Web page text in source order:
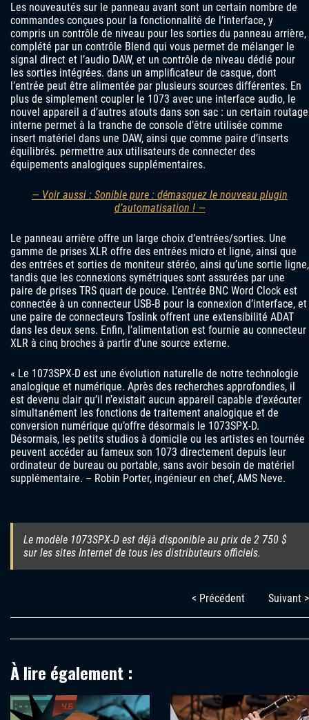
Les nouveautés sur le panneau avant sont un certain nombre de
commandes conçues pour la fonctionnalité de l’interface, y
compris un contrôle de niveau pour les sorties du panneau arrière,
complété par un contrôle Blend qui vous permet de mélanger le
signal direct et l’audio DAW, et un contrôle de niveau dédié pour
les sorties intégrées. dans un amplificateur de casque, dont
l’entrée peut être alimentée par plusieurs sources différentes. En
plus de simplement coupler le 1073 avec une interface audio, le
nouvel appareil a d’autres atouts dans son sac : un certain routage
interne permet à la tranche de console d’être utilisée comme
insert matériel dans une DAW, ainsi que comme paire d’inserts
équilibrés. permettre aux utilisateurs de connecter des
équipements analogiques supplémentaires.
— Voir aussi : Sonible pure : démasquez le nouveau plugin
d’automatisation ! —
Le panneau arrière offre un large choix d’entrées/sorties. Une
gamme de prises XLR offre des entrées micro et ligne, ainsi que
des entrées et sorties de moniteur stéréo, ainsi qu’une sortie ligne,
tandis que les connexions symétriques sont assurées par une
paire de prises TRS quart de pouce. L’entrée BNC Word Clock est
connectée à un connecteur USB-B pour la connexion d’interface, et
une paire de connecteurs Toslink offrent une extensibilité ADAT
dans les deux sens. Enfin, l’alimentation est fournie au connecteur
XLR à cinq broches à partir d’une source externe.
« Le 1073SPX-D est une évolution naturelle de notre technologie
analogique et numérique. Après des recherches approfondies, il
est devenu clair qu’il n’existait aucun appareil capable d’exécuter
simultanément les fonctions de traitement analogique et de
conversion numérique qu’offre désormais le 1073SPX‑D.
Désormais, les petits studios à domicile ou les artistes en tournée
peuvent accéder au fameux son 1073 directement depuis leur
ordinateur de bureau ou portable, sans avoir besoin de matériel
supplémentaire. – Robin Porter, ingénieur en chef, AMS Neve.
Le modèle 1073SPX‑D est déjà disponible au prix de 2 750 $
sur les sites Internet de tous les distributeurs officiels.
< Précédent Suivant >
À lire également :